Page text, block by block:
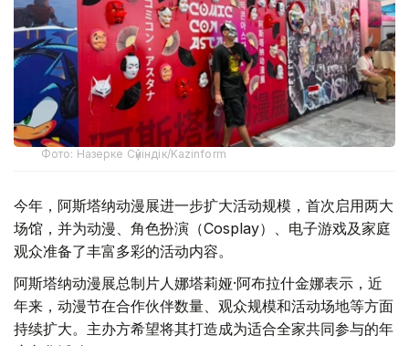
Фото: Назерке Сүйіндік/Kazinform
今年，阿斯塔纳动漫展进一步扩大活动规模，首次启用两大
场馆，并为动漫、角色扮演（Cosplay）、电子游戏及家庭
观众准备了丰富多彩的活动内容。
阿斯塔纳动漫展总制片人娜塔莉娅·阿布拉什金娜表示，近
年来，动漫节在合作伙伴数量、观众规模和活动场地等方面
持续扩大。主办方希望将其打造成为适合全家共同参与的年